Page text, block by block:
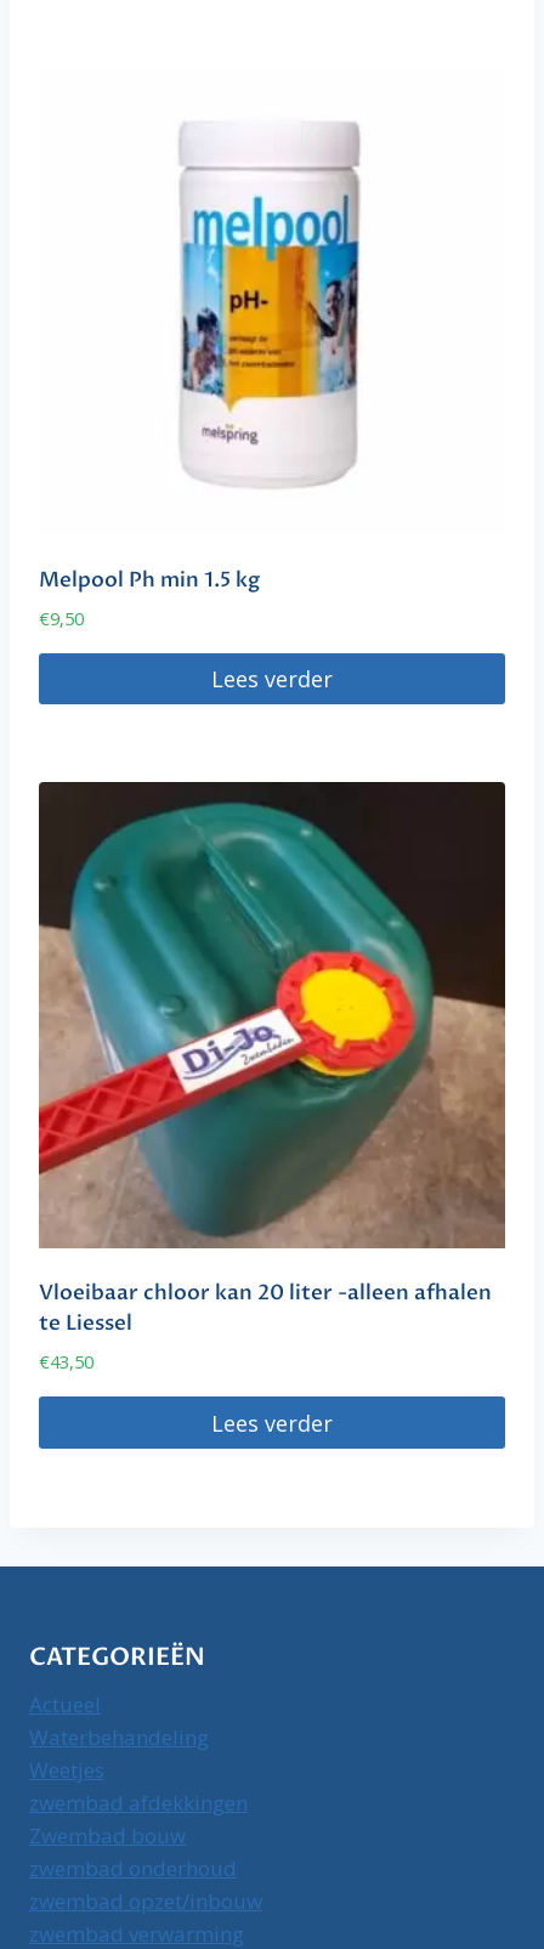
Melpool Ph min 1.5 kg
€9,50
Lees verder
Vloeibaar chloor kan 20 liter -alleen afhalen
te Liessel
€43,50
Lees verder
CATEGORIEËN
Actueel
Waterbehandeling
Weetjes
zwembad afdekkingen
Zwembad bouw
zwembad onderhoud
zwembad opzet/inbouw
zwembad verwarming